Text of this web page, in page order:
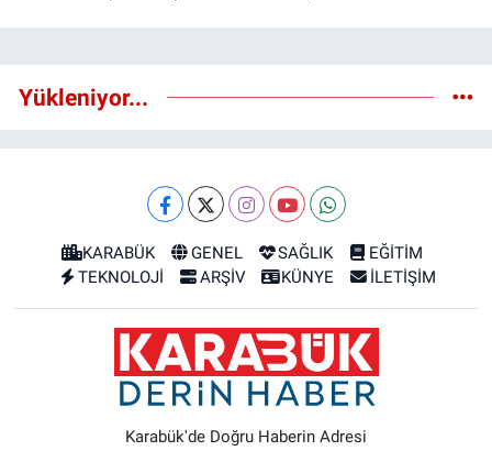
Yükleniyor...
KARABÜK GENEL SAĞLIK
EĞİTİM
TEKNOLOJİ
ARŞİV KÜNYE İLETİŞİM
Karabük'de Doğru Haberin Adresi